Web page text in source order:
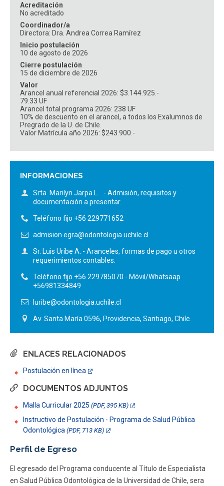
INFORMACIONES
Srta. Marilyn Jarpa L. . - Admisión, requisitos y
documentación a presentar.
Teléfono fijo +56 229771652
admision.egra@odontologia.uchile.cl
Sr. Luis Uribe A. - Aranceles, formas de pago u otros
requerimientos contables.
Teléfono fijo +56 229785070 - Móvil/Whatsaap
+56981334849
luribe@odontologia.uchile.cl
Av. Santa María 0596, Providencia, Santiago, Chile.
Acreditación
No acreditado
Coordinador/a
Directora: Dra. Andrea Correa Ramírez
Inicio postulación
10 de agosto de 2026
Cierre postulación
15 de diciembre de 2026
Valor
Arancel anual referencial 2026: $3.144.925.-
79.33 UF
Arancel total programa 2026: 238 UF
10% de descuento en el arancel, a todos los Exalumnos de
Pregrado de la U. de Chile.
Valor Matrícula año 2026: $243.900.-
ENLACES RELACIONADOS
Postulación en línea
DOCUMENTOS ADJUNTOS
Malla Curricular 2025 (PDF, 395 KB)
Instructivo de Postulación - Programa de Salud Pública
Odontológica (PDF, 713 KB)
Perfil de Egreso
El egresado del Programa conducente al Título de Especialista
en Salud Pública Odontológica de la Universidad de Chile, sera